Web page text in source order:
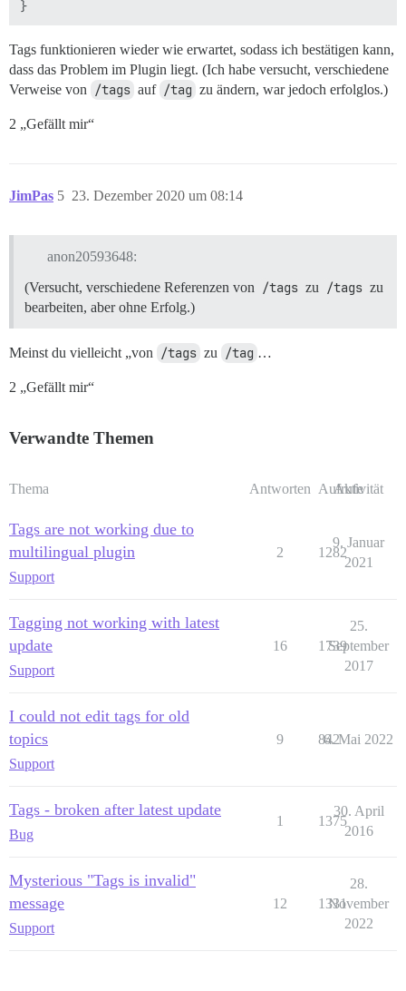
Tags funktionieren wieder wie erwartet, sodass ich bestätigen kann,
dass das Problem im Plugin liegt. (Ich habe versucht, verschiedene
Verweise von
/tags auf /tag zu ändern, war jedoch erfolglos.)
2 „Gefällt mir“
JimPas 23. Dezember 2020 um 08:14
5
anon20593648:
(Versucht, verschiedene Referenzen von
/tags zu /tags zu
bearbeiten, aber ohne Erfolg.)
Meinst du vielleicht „von /tags zu /tag …
2 „Gefällt mir“
Verwandte Themen
Thema Antworten Aufrufe
Aktivität
Tags are not working due to
multilingual plugin
Support
2 1282
9. Januar
2021
Tagging not working with latest
update
Support
16 1739
25.
September
2017
I could not edit tags for old
topics
Support
9 842
6. Mai 2022
Tags - broken after latest update
Bug
1 1375
30. April
2016
Mysterious "Tags is invalid"
message
Support
12 1331
28.
November
2022